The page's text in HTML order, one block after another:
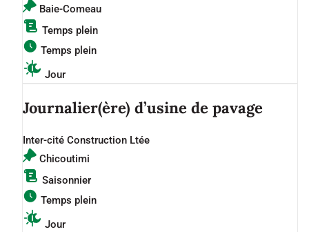
Baie-Comeau
Temps plein
Temps plein
Jour
Journalier(ère) d’usine de pavage
Inter-cité Construction Ltée
Chicoutimi
Saisonnier
Temps plein
Jour